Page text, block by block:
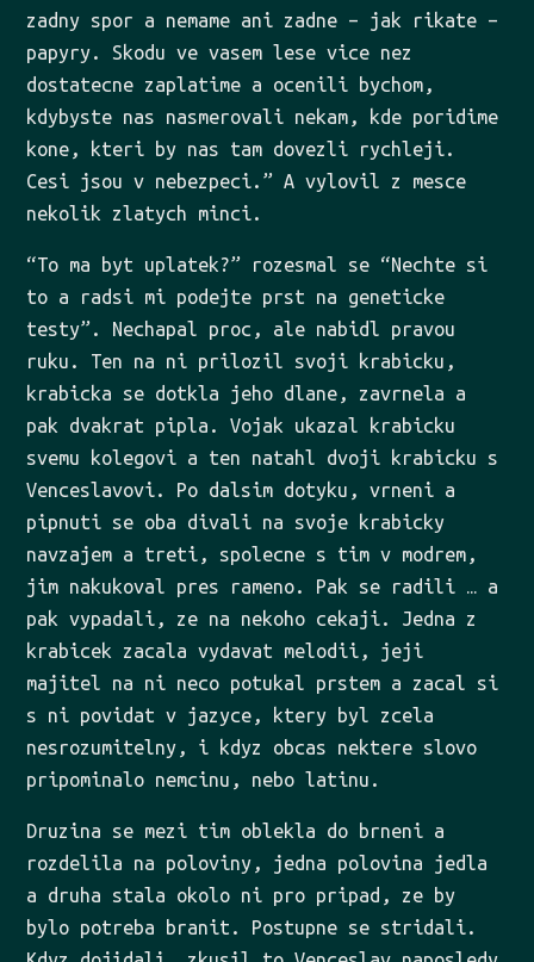
zadny spor a nemame ani zadne – jak rikate –
papyry. Skodu ve vasem lese vice nez
dostatecne zaplatime a ocenili bychom,
kdybyste nas nasmerovali nekam, kde poridime
kone, kteri by nas tam dovezli rychleji.
Cesi jsou v nebezpeci.” A vylovil z mesce
nekolik zlatych minci.
“To ma byt uplatek?” rozesmal se “Nechte si
to a radsi mi podejte prst na geneticke
testy”. Nechapal proc, ale nabidl pravou
ruku. Ten na ni prilozil svoji krabicku,
krabicka se dotkla jeho dlane, zavrnela a
pak dvakrat pipla. Vojak ukazal krabicku
svemu kolegovi a ten natahl dvoji krabicku s
Venceslavovi. Po dalsim dotyku, vrneni a
pipnuti se oba divali na svoje krabicky
navzajem a treti, spolecne s tim v modrem,
jim nakukoval pres rameno. Pak se radili … a
pak vypadali, ze na nekoho cekaji. Jedna z
krabicek zacala vydavat melodii, jeji
majitel na ni neco potukal prstem a zacal si
s ni povidat v jazyce, ktery byl zcela
nesrozumitelny, i kdyz obcas nektere slovo
pripominalo nemcinu, nebo latinu.
Druzina se mezi tim oblekla do brneni a
rozdelila na poloviny, jedna polovina jedla
a druha stala okolo ni pro pripad, ze by
bylo potreba branit. Postupne se stridali.